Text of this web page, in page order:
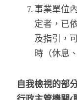
事業單位
定者，已
及指引，
時（休息
自我檢視的部